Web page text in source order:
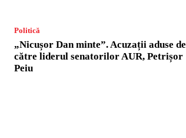
Politică
„Nicușor Dan minte”. Acuzații aduse de
către liderul senatorilor AUR, Petrișor
Peiu